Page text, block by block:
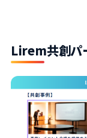
Lirem共創パ